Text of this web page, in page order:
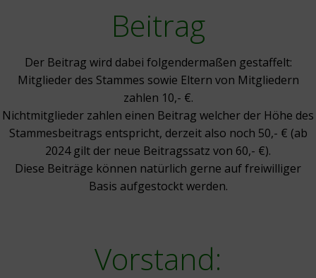
Beitrag
Der Beitrag wird dabei folgendermaßen gestaffelt:
Mitglieder des Stammes sowie Eltern von Mitgliedern
zahlen 10,- €.
Nichtmitglieder zahlen einen Beitrag welcher der Höhe des
Stammesbeitrags entspricht, derzeit also noch 50,- € (ab
2024 gilt der neue Beitragssatz von 60,- €).
Diese Beiträge können natürlich gerne auf freiwilliger
Basis aufgestockt werden.
Vorstand: